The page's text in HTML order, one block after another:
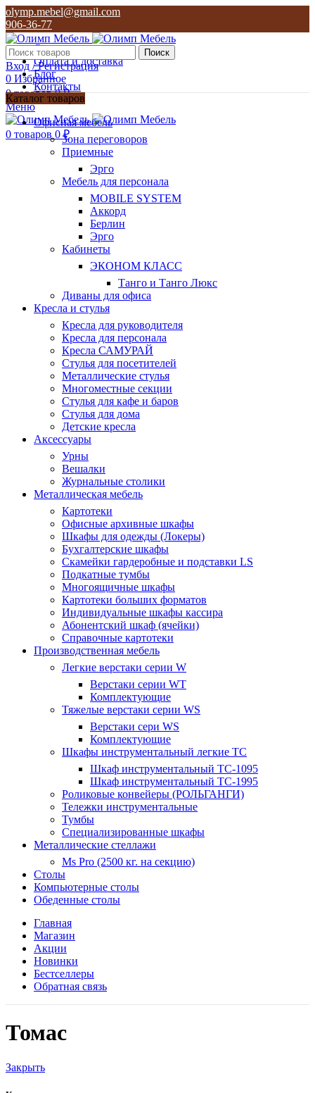
olymp.mebel@gmail.com
906-36-77
О нас
Оплата и доставка
Блог
Контакты
906-36-77
Поиск
Вход / Регистрация
0 Избранное
0товаров 0₽
Меню
0 товаров 0₽
Каталог товаров
Офисная мебель
Зона переговоров
Приемные
Эрго
Мебель для персонала
MOBILE SYSTEM
Аккорд
Берлин
Эрго
Кабинеты
ЭКОНОМ КЛАСС
Танго и Танго Люкс
Диваны для офиса
Кресла и стулья
Кресла для руководителя
Кресла для персонала
Кресла САМУРАЙ
Стулья для посетителей
Металлические стулья
Многоместные секции
Стулья для кафе и баров
Стулья для дома
Детские кресла
Аксессуары
Урны
Вешалки
Журнальные столики
Металлическая мебель
Картотеки
Офисные архивные шкафы
Шкафы для одежды (Локеры)
Бухгалтерские шкафы
Скамейки гардеробные и подставки LS
Подкатные тумбы
Многоящичные шкафы
Картотеки больших форматов
Индивидуальные шкафы кассира
Абонентский шкаф (ячейки)
Справочные картотеки
Производственная мебель
Легкие верстаки серии W
Верстаки серии WT
Комплектующие
Тяжелые верстаки серии WS
Верстаки сери WS
Комплектующие
Шкафы инструментальный легкие ТС
Шкаф инструментальный TC-1095
Шкаф инструментальный TC-1995
Роликовые конвейеры (РОЛЬГАНГИ)
Тележки инструментальные
Тумбы
Специализированные шкафы
Металлические стеллажи
Ms Pro (2500 кг. на секцию)
Столы
Компьютерные столы
Обеденные столы
Главная
Магазин
Акции
Новинки
Бестселлеры
Обратная связь
Томас
Закрыть